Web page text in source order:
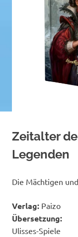
Zeitalter
Legenden
Die Mächtigen
Verlag: Paizo
Übersetzung:
Ulisses-Spiele